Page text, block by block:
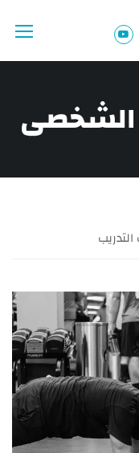
الشخصي